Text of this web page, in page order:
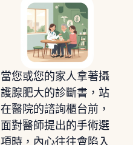
當您或您的家人拿著攝
護腺肥大的診斷書，站
在醫院的諮詢櫃台前，
面對醫師提出的手術選
項時，內心往往會陷入